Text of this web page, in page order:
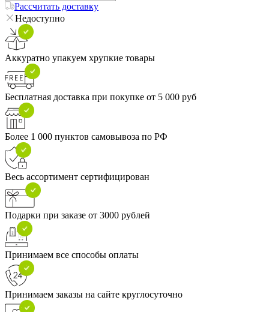
Рассчитать доставку
Недоступно
Аккуратно упакуем хрупкие товары
Бесплатная доставка при покупке от 5 000 руб
Более 1 000 пунктов самовывоза по РФ
Весь ассортимент сертифицирован
Подарки при заказе от 3000 рублей
Принимаем все способы оплаты
Принимаем заказы на сайте круглосуточно